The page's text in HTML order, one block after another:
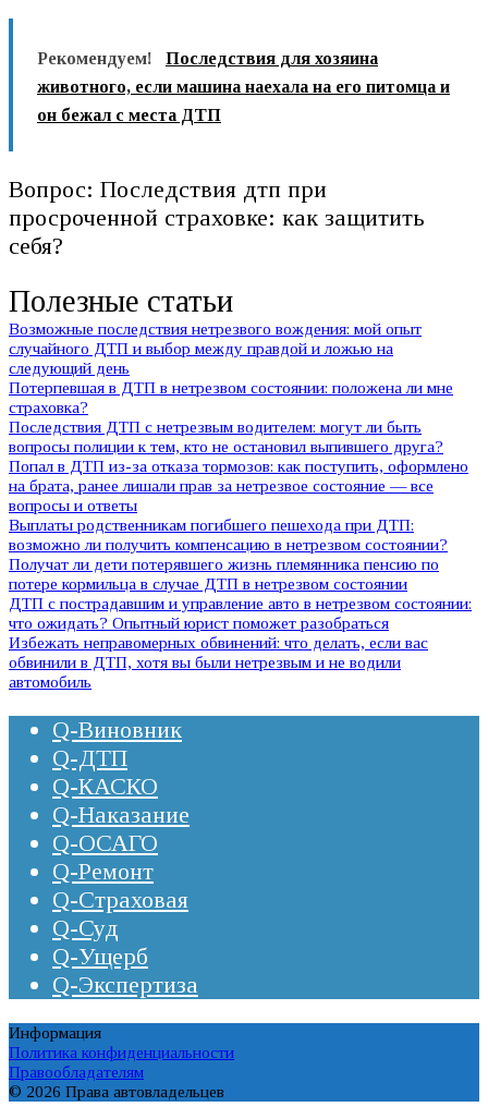
Рекомендуем!
Последствия для хозяина
животного, если машина наехала на его питомца и
он бежал с места ДТП
Вопрос: Последствия дтп при
просроченной страховке: как защитить
себя?
Полезные статьи
Возможные последствия нетрезвого вождения: мой опыт
случайного ДТП и выбор между правдой и ложью на
следующий день
Потерпевшая в ДТП в нетрезвом состоянии: положена ли мне
страховка?
Последствия ДТП с нетрезвым водителем: могут ли быть
вопросы полиции к тем, кто не остановил выпившего друга?
Попал в ДТП из-за отказа тормозов: как поступить, оформлено
на брата, ранее лишали прав за нетрезвое состояние — все
вопросы и ответы
Выплаты родственникам погибшего пешехода при ДТП:
возможно ли получить компенсацию в нетрезвом состоянии?
Получат ли дети потерявшего жизнь племянника пенсию по
потере кормильца в случае ДТП в нетрезвом состоянии
ДТП с пострадавшим и управление авто в нетрезвом состоянии:
что ожидать? Опытный юрист поможет разобраться
Избежать неправомерных обвинений: что делать, если вас
обвинили в ДТП, хотя вы были нетрезвым и не водили
автомобиль
Q-Виновник
Q-ДТП
Q-КАСКО
Q-Наказание
Q-ОСАГО
Q-Ремонт
Q-Страховая
Q-Суд
Q-Ущерб
Q-Экспертиза
Информация
Политика конфиденциальности
Правообладателям
© 2026 Права автовладельцев